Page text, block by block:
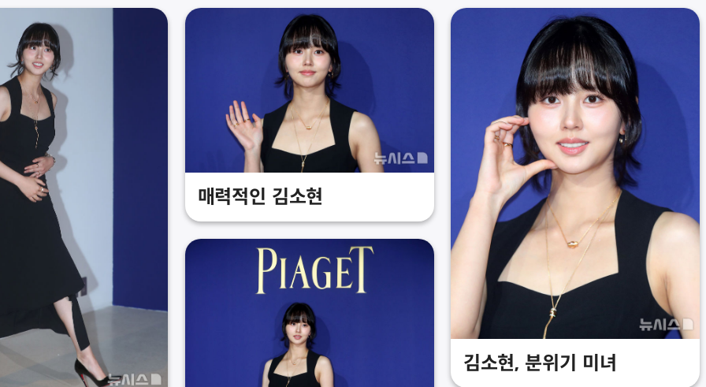
매력적인 김소현
김소현, 분위기 미녀